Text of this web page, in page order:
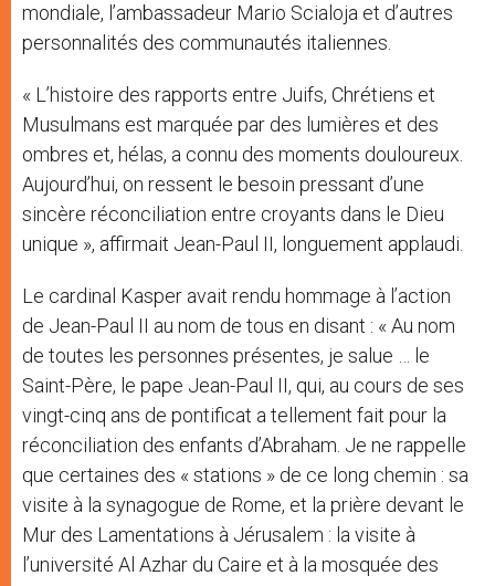
mondiale, l’ambassadeur Mario Scialoja et d’autres
personnalités des communautés italiennes.
« L’histoire des rapports entre Juifs, Chrétiens et
Musulmans est marquée par des lumières et des
ombres et, hélas, a connu des moments douloureux.
Aujourd’hui, on ressent le besoin pressant d’une
sincère réconciliation entre croyants dans le Dieu
unique », affirmait Jean-Paul II, longuement applaudi.
Le cardinal Kasper avait rendu hommage à l’action
de Jean-Paul II au nom de tous en disant : « Au nom
de toutes les personnes présentes, je salue … le
Saint-Père, le pape Jean-Paul II, qui, au cours de ses
vingt-cinq ans de pontificat a tellement fait pour la
réconciliation des enfants d’Abraham. Je ne rappelle
que certaines des « stations » de ce long chemin : sa
visite à la synagogue de Rome, et la prière devant le
Mur des Lamentations à Jérusalem : la visite à
l’université Al Azhar du Caire et à la mosquée des